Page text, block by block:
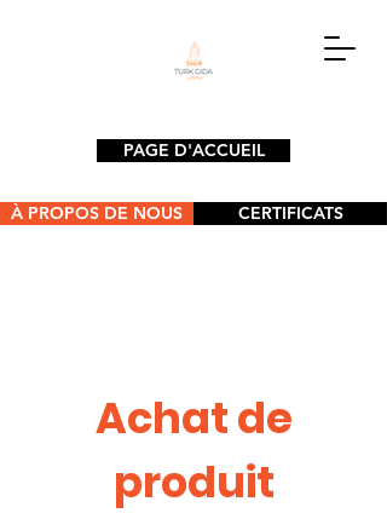
PAGE D'ACCUEIL
À PROPOS DE NOUS CERTIFICATS
Achat de
produit